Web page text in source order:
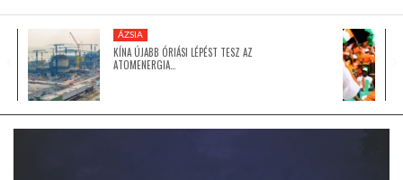
ÁZSIA
ÁZSIA
KÍNA ÚJABB ÓRIÁSI LÉPÉST TESZ AZ
ATOMENERGIA…